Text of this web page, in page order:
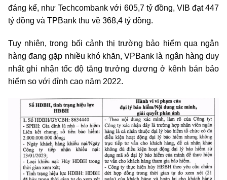
đáng kể, như Techcombank với 605,7 tỷ đồng, VIB đạt 447
tỷ đồng và TPBank thu về 368,4 tỷ đồng.
Tuy nhiên, trong bối cảnh thị trường bảo hiểm qua ngân
hàng đang gặp nhiều khó khăn, VPBank là ngân hàng duy
nhất ghi nhận tốc độ tăng trưởng dương ở kênh bán bảo
hiểm so với đỉnh cao năm 2022.